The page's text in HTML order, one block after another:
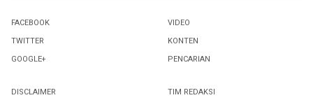
FACEBOOK
TWITTER
GOOGLE+
VIDEO
KONTEN
PENCARIAN
DISCLAIMER
TIM REDAKSI